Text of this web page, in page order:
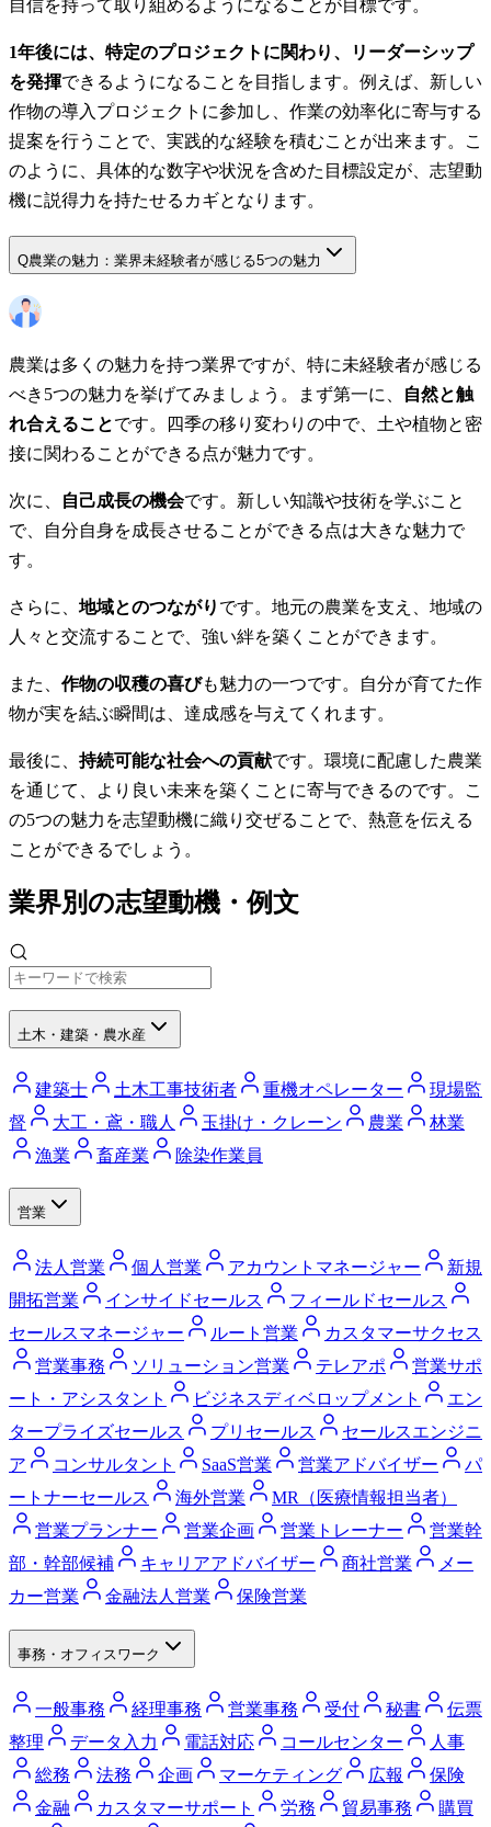
自信を持って取り組めるようになることが目標です。
1年後には、特定のプロジェクトに関わり、リーダーシップ
を発揮できるようになることを目指します。例えば、新しい
作物の導入プロジェクトに参加し、作業の効率化に寄与する
提案を行うことで、実践的な経験を積むことが出来ます。こ
のように、具体的な数字や状況を含めた目標設定が、志望動
機に説得力を持たせるカギとなります。
Q農業の魅力：業界未経験者が感じる5つの魅力
農業は多くの魅力を持つ業界ですが、特に未経験者が感じる
べき5つの魅力を挙げてみましょう。まず第一に、
自然と触
れ合えることです。四季の移り変わりの中で、土や植物と密
接に関わることができる点が魅力です。
次に、 自己成長の機会です。新しい知識や技術を学ぶこと
で、自分自身を成長させることができる点は大きな魅力で
す。
さらに、 地域とのつながり です。地元の農業を支え、地域の
人々と交流することで、強い絆を築くことができます。
また、 作物の収穫の喜びも魅力の一つです。自分が育てた作
物が実を結ぶ瞬間は、達成感を与えてくれます。
最後に、 持続可能な社会への貢献です。環境に配慮した農業
を通じて、より良い未来を築くことに寄与できるのです。こ
の5つの魅力を志望動機に織り交ぜることで、熱意を伝える
ことができるでしょう。
業界別の志望動機・例文
土木・建築・農水産
建築士 土木工事技術者 重機オペレーター
現場監
督
大工・鳶・職人 玉掛け・クレーン 農業
林業
漁業
畜産業 除染作業員
営業
法人営業 個人営業 アカウントマネージャー
新規
開拓営業
インサイドセールス
フィールドセールス
セールスマネージャー
ルート営業
カスタマーサクセス
営業事務
ソリューション営業 テレアポ
営業サポ
ート・アシスタント
ビジネスディベロップメント
エン
タープライズセールス
プリセールス
セールスエンジニ
ア
コンサルタント SaaS営業 営業アドバイザー
パ
ートナーセールス
海外営業
MR（医療情報担当者）
営業プランナー
営業企画 営業トレーナー
営業幹
部・幹部候補
キャリアアドバイザー 商社営業
メー
カー営業
金融法人営業 保険営業
事務・オフィスワーク
一般事務 経理事務 営業事務 受付 秘書
伝票
整理
データ入力 電話対応 コールセンター
人事
総務
法務 企画 マーケティング 広報
保険
金融
カスタマーサポート 労務 貿易事務
購買